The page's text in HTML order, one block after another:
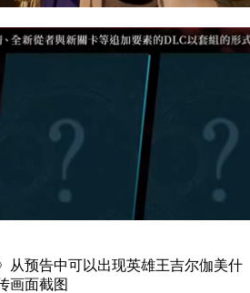
》从预告中可以出现英雄王吉尔伽美什
画面截图